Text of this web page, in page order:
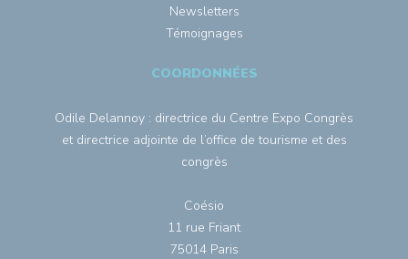
Newsletters
Témoignages
COORDONNÉES
Odile Delannoy : directrice du Centre Expo Congrès
et directrice adjointe de l’office de tourisme et des
congrès
Coésio
11 rue Friant
75014 Paris